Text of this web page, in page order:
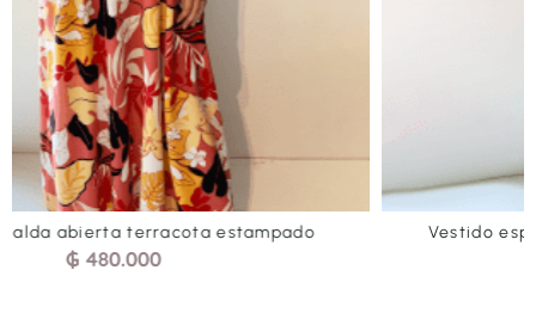
Vestido espalda abierta verde agua estampado